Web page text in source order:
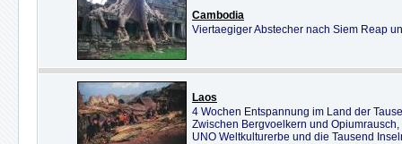
Cambodia
Viertaegiger Abstecher nach Siem Reap
Laos
4 Wochen Entspannung im Land der
Zwischen Bergvoelkern und
UNO Weltkulturerbe und die Tausend